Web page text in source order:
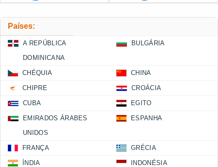
Países:
A REPÚBLICA
DOMINICANA
BULGÁRIA
CHÉQUIA CHINA
CHIPRE CROÁCIA
CUBA EGITO
EMIRADOS ÁRABES
UNIDOS
ESPANHA
FRANÇA GRÉCIA
ÍNDIA INDONÉSIA